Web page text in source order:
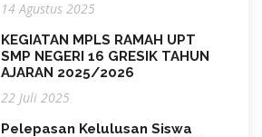
14 Agustus 2025
KEGIATAN MPLS RAMAH UPT
SMP NEGERI 16 GRESIK TAHUN
AJARAN 2025/2026
22 Juli 2025
Pelepasan Kelulusan Siswa